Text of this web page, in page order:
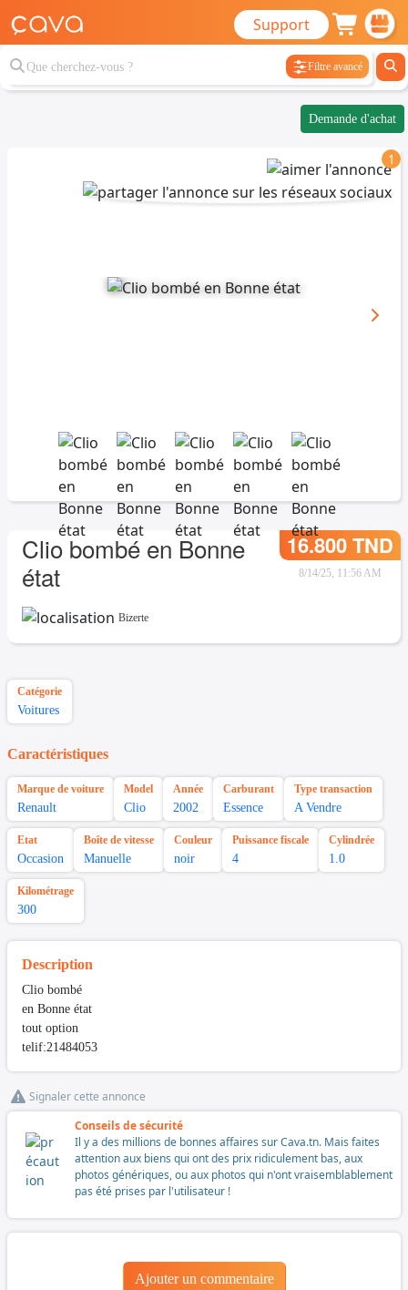
Support
Filtre avancé
Demande d'achat
1
Clio bombé en Bonne
état
16.800 TND
8/14/25, 11:56 AM
Bizerte
Catégorie
Voitures
Caractéristiques
Marque de voiture
Renault
Model
Clio
Année
2002
Carburant
Essence
Type transaction
A Vendre
Etat
Occasion
Boîte de vitesse
Manuelle
Couleur
noir
Puissance fiscale
4
Cylindrée
1.0
Kilométrage
300
Description
Clio bombé
en Bonne état
tout option
telif:21484053
Signaler cette annonce
Conseils de sécurité
Il y a des millions de bonnes affaires sur Cava.tn. Mais faites
attention aux biens qui ont des prix ridiculement bas, aux
photos génériques, ou aux photos qui n'ont vraisemblablement
pas été prises par l'utilisateur !
Ajouter un commentaire